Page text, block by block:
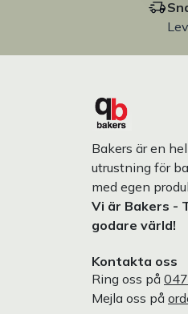
Bakers är en
utrustning för
med egen
Vi är Bakers -
godare värld!
Kontakta oss
Ring oss på
Mejla oss på